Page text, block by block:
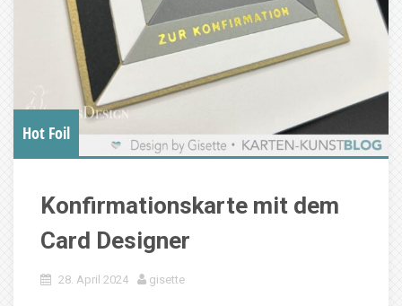
Hot Foil
Konfirmationskarte mit dem
Card Designer
28. April 2024 gisette